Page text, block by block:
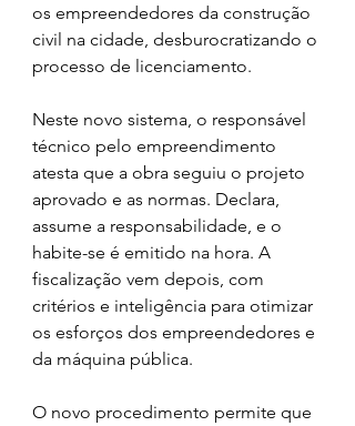
os empreendedores da construção
civil na cidade, desburocratizando o
processo de licenciamento.
Neste novo sistema, o responsável
técnico pelo empreendimento
atesta que a obra seguiu o projeto
aprovado e as normas. Declara,
assume a responsabilidade, e o
habite-se é emitido na hora. A
fiscalização vem depois, com
critérios e inteligência para otimizar
os esforços dos empreendedores e
da máquina pública.
O novo procedimento permite que